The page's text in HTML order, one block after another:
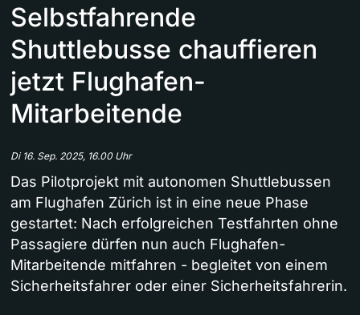
Selbstfahrende
Shuttlebusse chauffieren
jetzt Flughafen-
Mitarbeitende
Di 16. Sep. 2025, 16.00 Uhr
Das Pilotprojekt mit autonomen Shuttlebussen
am Flughafen Zürich ist in eine neue Phase
gestartet: Nach erfolgreichen Testfahrten ohne
Passagiere dürfen nun auch Flughafen-
Mitarbeitende mitfahren - begleitet von einem
Sicherheitsfahrer oder einer Sicherheitsfahrerin.